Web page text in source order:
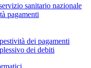
sanitario nazionale
pagamenti
dei pagamenti
dei debiti